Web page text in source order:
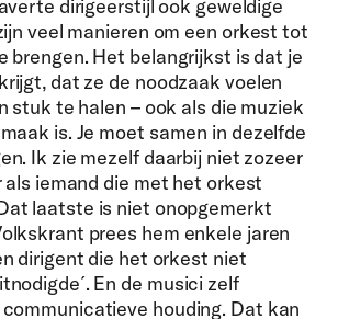
dirigeerstijl ook geweldige
veel manieren om een orkest tot
brengen. Het belangrijkst is dat je
dat ze de noodzaak voelen
stuk te halen – ook als die muziek
is. Je moet samen in dezelfde
Ik zie mezelf daarbij niet zozeer
als iemand die met het orkest
laatste is niet onopgemerkt
prees hem enkele jaren
dirigent die het orkest niet
En de musici zelf
houding. Dat kan